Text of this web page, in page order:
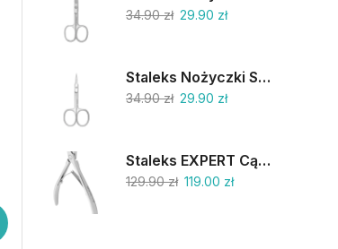
34.90zł 29.90 zł
Staleks Nożyczki SC-11/1
34.90zł 29.90 zł
Staleks EXPERT Cążki do skórek 9mm NE-90-9
129.90zł 119.00 zł